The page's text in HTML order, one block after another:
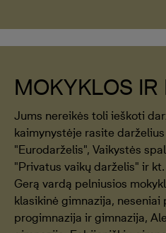
MOKYKLOS IR
Jums nereikės toli ieškoti
kaimynystėje rasite
"Eurodarželis", Vaikystės
"Privatus vaikų darželis" ir
Gerą vardą pelniusios
klasikinė gimnazija,
progimnazija ir gimnazija,